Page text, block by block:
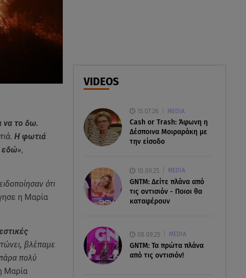
07.08.26 , 17:44
Παιδικοί σταθμοί: Πότε βγαίνουν
τα προσωρινά αποτελέσματα
VIDEOS
15.07.26 MEDIA
Cash or Trash: Άφωνη η
Δέσποινα Μοιραράκη με
την είσοδο
10.09.25 MEDIA
GNTM: Δείτε πλάνα από
τις οντισιόν - Ποιοι θα
καταφέρουν
08.09.25 MEDIA
GNTM: Τα πρώτα πλάνα
από τις οντισιόν!
να το δω.
Η φωτιά
εδώ»,
ότι
η Μαρία
βλέπαμε
πολύ
Μαρία